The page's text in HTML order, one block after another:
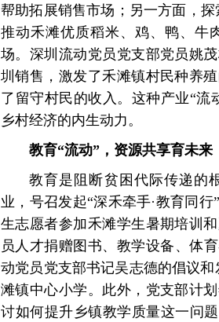
帮助拓展销售市场；另一方面，探
推动禾滩优质稻米、鸡、鸭、牛
场。深圳流动党员党支部党员姚
圳销售，激发了禾滩镇村民种养
了留守村民的收入。这种产业“流
乡村经济的内生动力。
教育“流动”，资源共享育未来
教育是阻断贫困代际传递的
业，号召发起“深禾牵手·教育同
生志愿者参加禾滩学生暑期培训
员人才捐赠图书、教学设备、体
动党员党支部书记吴志德的倡议
滩镇中心小学。此外，党支部计
讨如何提升乡镇教学质量这一问